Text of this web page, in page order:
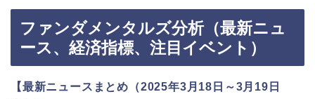
ファンダメンタルズ分析（最新ニュ
ース、経済指標、注目イベント）
【最新ニュースまとめ（2025年3月18日～3月19日